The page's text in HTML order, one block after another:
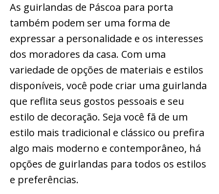
As guirlandas de Páscoa para porta
também podem ser uma forma de
expressar a personalidade e os interesses
dos moradores da casa. Com uma
variedade de opções de materiais e estilos
disponíveis, você pode criar uma guirlanda
que reflita seus gostos pessoais e seu
estilo de decoração. Seja você fã de um
estilo mais tradicional e clássico ou prefira
algo mais moderno e contemporâneo, há
opções de guirlandas para todos os estilos
e preferências.